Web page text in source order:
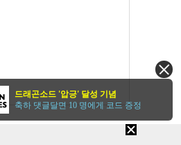
드래곤소드 '압긍' 달성 기념
축하 댓글달면 10 명에게 코드 증정